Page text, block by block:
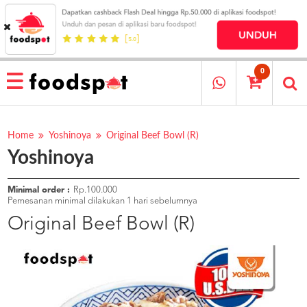
HOME
MENU
RESTAURANT
PESAN
OUR
COMPANY
KATA
MEREKA
KATALOG
PROGRAM
0
Home Yoshinoya Original Beef Bowl (R)
Yoshinoya
Minimal order :
Rp.100.000
Pemesanan minimal dilakukan 1 hari sebelumnya
Original Beef Bowl (R)